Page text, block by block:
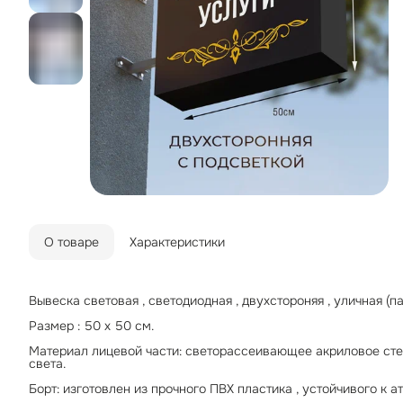
О товаре Характеристики
Вывеска световая , светодиодная , двухстороняя , уличная
Размер : 50 х 50 см.
Материал лицевой части: светорассеивающее акриловое
света.
Борт: изготовлен из прочного ПВХ пластика , устойчивого к